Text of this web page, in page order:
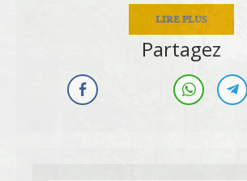
LIRE PLUS
Partagez